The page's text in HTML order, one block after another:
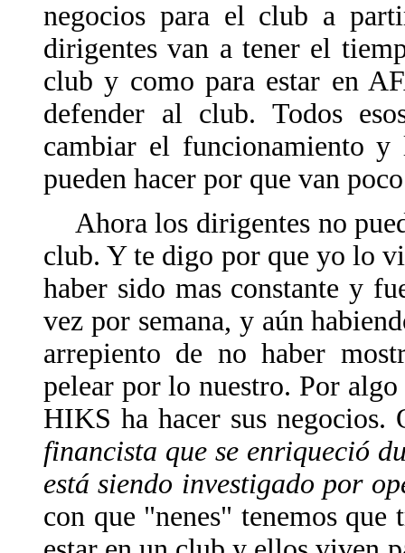
negocios para el club a
dirigentes van a tener el
club y como para estar en
defender al club. Todos
cambiar el funcionamiento
pueden hacer por que van
Ahora los dirigentes no
club. Y te digo por que yo lo
haber sido mas constante y
vez por semana, y aún
arrepiento de no haber
pelear por lo nuestro. Por
HIKS ha hacer sus
financista que se enriqueció
está siendo investigado por
con que "nenes" tenemos